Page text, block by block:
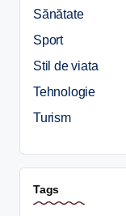
Sănătate
Sport
Stil de viata
Tehnologie
Turism
Tags